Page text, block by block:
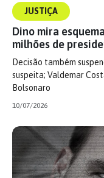
JUSTIÇA
Dino mira
milhões de
Decisão também
suspeita; Valdemar
Bolsonaro
10/07/2026